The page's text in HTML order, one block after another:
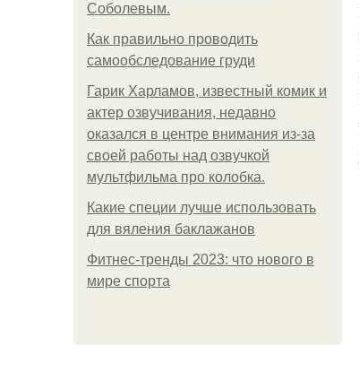
Соболевым.
Как правильно проводить
самообследование груди
Гарик Харламов, известный комик и
актер озвучивания, недавно
оказался в центре внимания из-за
своей работы над озвучкой
мультфильма про колобка.
Какие специи лучше использовать
для вяления баклажанов
Фитнес-тренды 2023: что нового в
мире спорта